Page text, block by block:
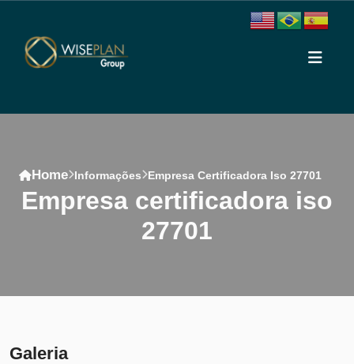
Home Informações Empresa Certificadora Iso 27701
empresa certificadora iso
27701
Galeria